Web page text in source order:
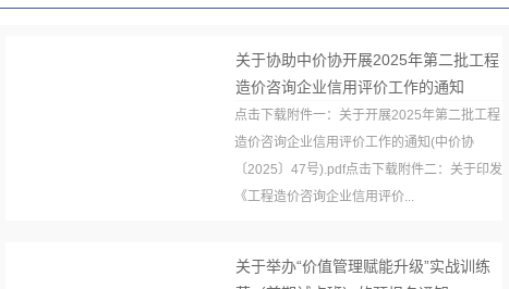
关于协助中价协开展2025年第二批工程
造价咨询企业信用评价工作的通知
点击下载附件一：关于开展2025年第二批工程
造价咨询企业信用评价工作的通知(中价协
〔2025〕47号).pdf点击下载附件二：关于印发
《工程造价咨询企业信用评价...
关于举办“价值管理赋能升级”实战训练